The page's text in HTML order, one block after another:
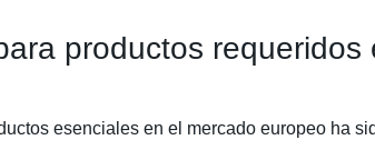
productos
esenciales en el mercado europeo ha